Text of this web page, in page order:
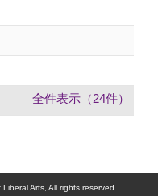
全件表示（24件）
Arts, All rights reserved.